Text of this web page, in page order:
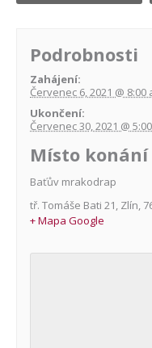
Podrobnosti
Zahájení:
Červenec 6, 2021 @ 8:00
Ukončení:
Červenec 30, 2021 @
Místo konání
Baťův mrakodrap
tř. Tomáše Bati 21, Zlín,
+ Mapa Google